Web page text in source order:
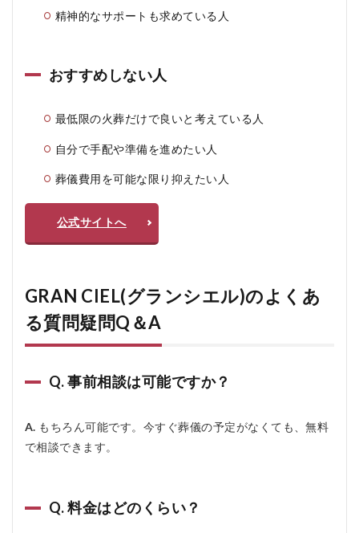
精神的なサポートも求めている人
おすすめしない人
最低限の火葬だけで良いと考えている人
自分で手配や準備を進めたい人
葬儀費用を可能な限り抑えたい人
公式サイトへ
GRAN CIEL(グランシエル)のよくあ
る質問疑問Q＆A
Q. 事前相談は可能ですか？
A. もちろん可能です。今すぐ葬儀の予定がなくても、無料
で相談できます。
Q. 料金はどのくらい？